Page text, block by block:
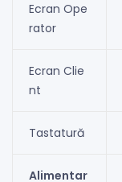
Ecran Ope
rator
Ecran Clie
nt
Tastatură
Alimentar